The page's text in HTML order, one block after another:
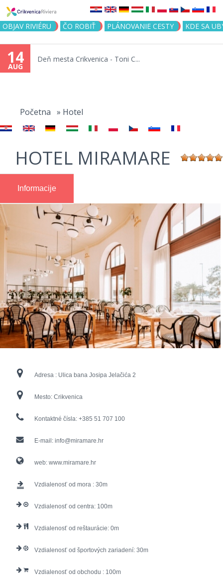
Jump to navigation
OBJAV RIVIÉRU ČO ROBIŤ PLÁNOVANIE CESTY KDE SA
14
AUG
Deň mesta Crikvenica - Toni C...
here
Početna » Hotel
HOTEL MIRAMARE
Informacije
Adresa : Ulica bana Josipa Jelačića 2
Mesto: Crikvenica
Kontaktné čísla: +385 51 707 100
E-mail: info@miramare.hr
web: www.miramare.hr
Vzdialenosť od mora : 30
Vzdialenosť od centra: 100
Vzdialenosť od reštaurácie: 0
Vzdialenosť od športových zariadení: 30
Vzdialenosť od obchodu : 100